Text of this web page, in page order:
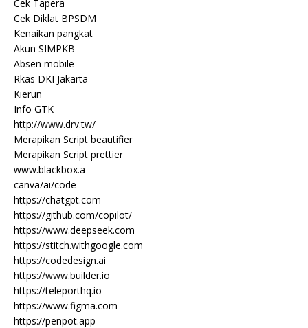
Cek Tapera
Cek Diklat BPSDM
Kenaikan pangkat
Akun SIMPKB
Absen mobile
Rkas DKI Jakarta
Kierun
Info GTK
http://www.drv.tw/
Merapikan Script beautifier
Merapikan Script prettier
www.blackbox.a
canva/ai/code
https://chatgpt.com
https://github.com/copilot/
https://www.deepseek.com
https://stitch.withgoogle.com
https://codedesign.ai
https://www.builder.io
https://teleporthq.io
https://www.figma.com
https://penpot.app